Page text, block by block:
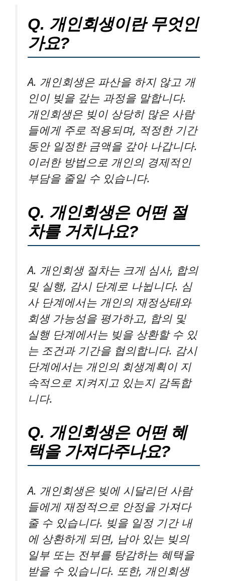
Q. 개인회생이란 무엇인
가요?
A. 개인회생은 파산을 하지 않고 개
인이 빚을 갚는 과정을 말합니다.
개인회생은 빚이 상당히 많은 사람
들에게 주로 적용되며, 적정한 기간
동안 일정한 금액을 갚아 나갑니다.
이러한 방법으로 개인의 경제적인
부담을 줄일 수 있습니다.
Q. 개인회생은 어떤 절
차를 거치나요?
A. 개인회생 절차는 크게 심사, 합의
및 실행, 감시 단계로 나뉩니다. 심
사 단계에서는 개인의 재정상태와
회생 가능성을 평가하고, 합의 및
실행 단계에서는 빚을 상환할 수 있
는 조건과 기간을 협의합니다. 감시
단계에서는 개인의 회생계획이 지
속적으로 지켜지고 있는지 감독합
니다.
Q. 개인회생은 어떤 혜
택을 가져다주나요?
A. 개인회생은 빚에 시달리던 사람
들에게 재정적으로 안정을 가져다
줄 수 있습니다. 빚을 일정 기간 내
에 상환하게 되면, 남아 있는 빚의
일부 또는 전부를 탕감하는 혜택을
받을 수 있습니다. 또한, 개인회생